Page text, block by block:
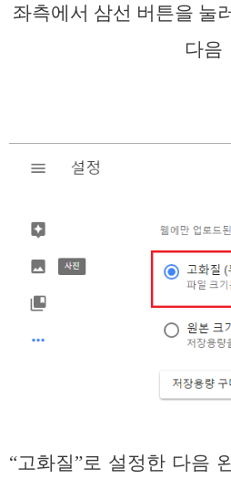
좌측에서 삼선 버튼을 눌
다음
“고화질”로 설정한 다음